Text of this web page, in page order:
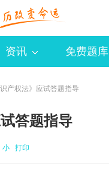
资讯 免费题库
产权法》应试答题指导
答题指导
小 打印